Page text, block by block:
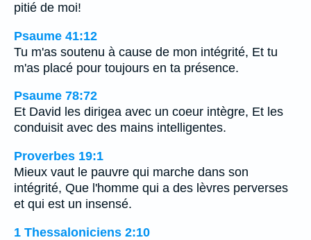
pitié de moi!
Psaume 41:12
Tu m'as soutenu à cause de mon intégrité, Et tu
m'as placé pour toujours en ta présence.
Psaume 78:72
Et David les dirigea avec un coeur intègre, Et les
conduisit avec des mains intelligentes.
Proverbes 19:1
Mieux vaut le pauvre qui marche dans son
intégrité, Que l'homme qui a des lèvres perverses
et qui est un insensé.
1 Thessaloniciens 2:10